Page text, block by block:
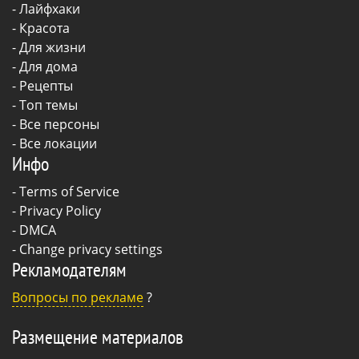
-Лайфхаки
- Красота
-Для жизни
-Для дома
- Рецепты
- Топ темы
- Все персоны
- Все локации
Инфо
-Terms of Service
- Privacy Policy
- DMCA
- Change privacy settings
Рекламодателям
Вопросы по рекламе?
Размещение материалов